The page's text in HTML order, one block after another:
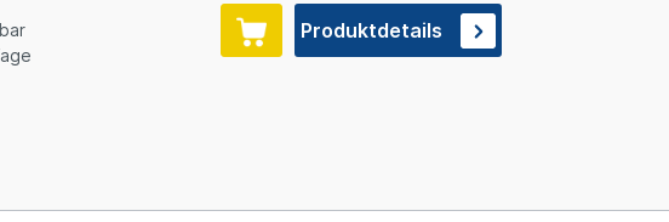
Produktdetails